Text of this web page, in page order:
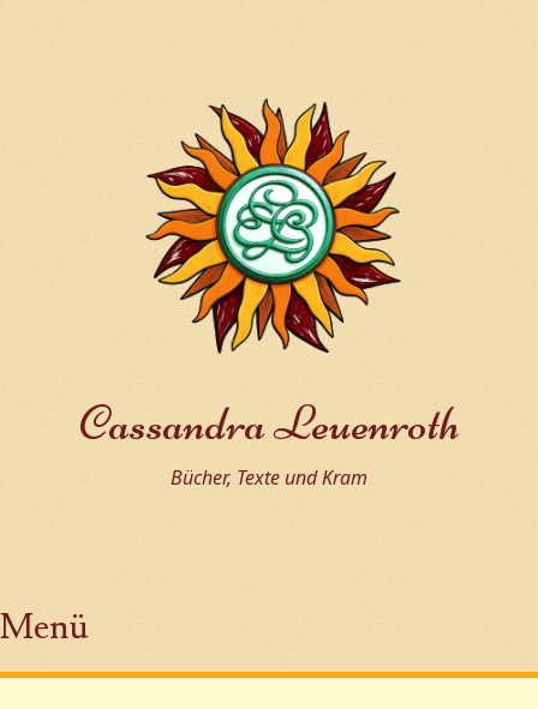
Cassandra Leuenroth
Bücher, Texte und Kram
Menü
Zum Inhalt springen